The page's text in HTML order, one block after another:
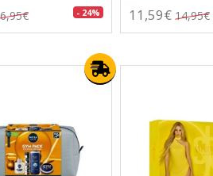
- 24% 11,59€ 14,95€